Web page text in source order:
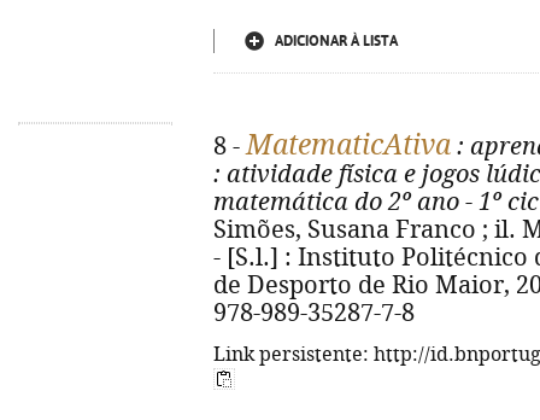
ADICIONAR À LISTA
8 -MatematicAtiva :
: atividade física e jogos
matemática do 2º ano - 1º
Simões, Susana Franco ; il.
- [S.l.] : Instituto Politécnico
de Desporto de Rio Maior,
978-989-35287-7-8
Link persistente: http://